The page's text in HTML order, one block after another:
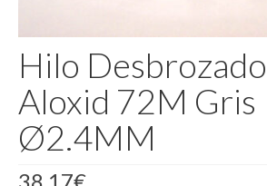
Hilo
Aloxid 72M Gris
Ø2.4MM